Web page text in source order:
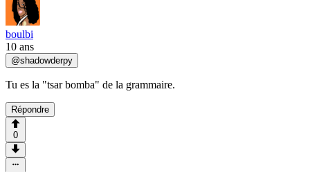
boulbi
10 ans
@shadowderpy
Tu es la "tsar bomba" de la grammaire.
Répondre
0